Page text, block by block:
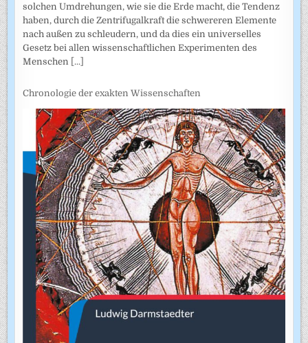
solchen Umdrehungen, wie sie die Erde macht, die Tendenz
haben, durch die Zentrifugalkraft die schwereren Elemente
nach außen zu schleudern, und da dies ein universelles
Gesetz bei allen wissenschaftlichen Experimenten des
Menschen [...]
Chronologie der exakten Wissenschaften